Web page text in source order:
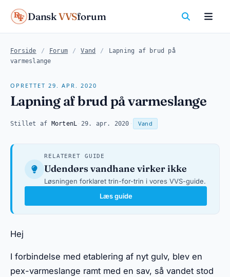
DanskVVSforum
Forside / Forum / Vand /
Lapning af brud på
varmeslange
OPRETTET 29. APR. 2020
Lapning af brud på varmeslange
Stillet af MortenL 29. apr. 2020 Vand
RELATERET GUIDE
Udendørs vandhane virker ikke
Løsningen forklaret trin-for-trin i vores VVS-guide.
Læs guide
Hej
I forbindelse med etablering af nyt gulv, blev en
pex-varmeslange ramt med en sav, så vandet stod